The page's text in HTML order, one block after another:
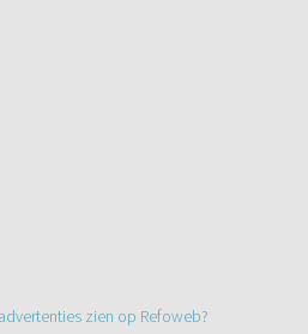
zien op Refoweb?